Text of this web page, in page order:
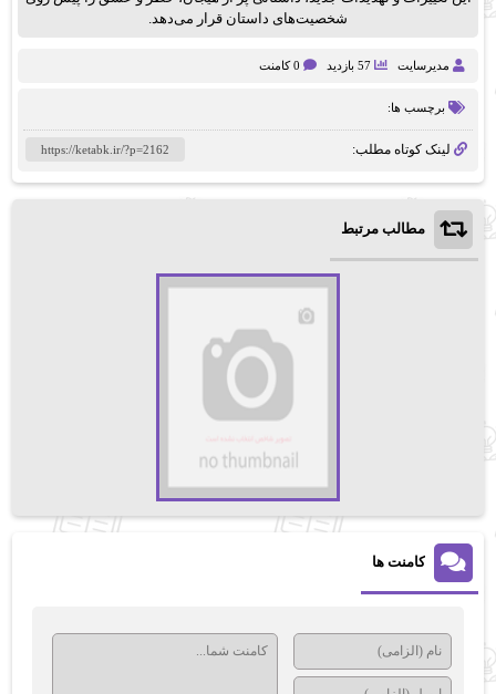
شخصیت‌های داستان قرار می‌دهد.
مدیرسایت 57 بازدید 0 کامنت
برچسب ها:
لینک کوتاه مطلب:
مطالب مرتبط
کامنت ها